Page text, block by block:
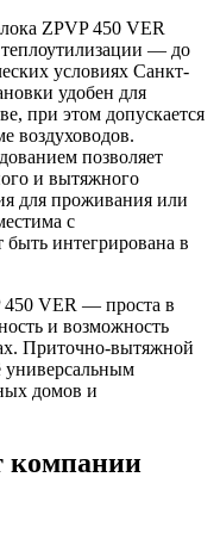
ZPVP 450 VER
— до
условиях Санкт-
удобен для
при этом допускается
воздуховодов.
позволяет
и вытяжного
для проживания или
с
интегрирована в
VER — проста в
и возможность
Приточно-вытяжной
универсальным
домов и
компании